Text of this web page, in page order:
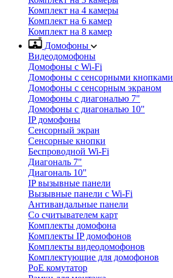
Комплект на 4 камеры
Комплект на 6 камер
Комплект на 8 камер
Домофоны
Видеодомофоны
Домофоны с Wi-Fi
Домофоны с сенсорными кнопками
Домофоны с сенсорным экраном
Домофоны с диагональю 7"
Домофоны с диагональю 10"
IP домофоны
Сенсорный экран
Сенсорные кнопки
Беспроводной Wi-Fi
Диагональ 7"
Диагональ 10"
IP вызывные панели
Вызывные панели с Wi-Fi
Антивандальные панели
Со считывателем карт
Комплекты домофона
Комплекты IP домофонов
Комплекты видеодомофонов
Комплектующие для домофонов
PoE комутатор